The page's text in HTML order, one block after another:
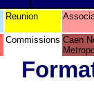
Reunion
Commissions Caen